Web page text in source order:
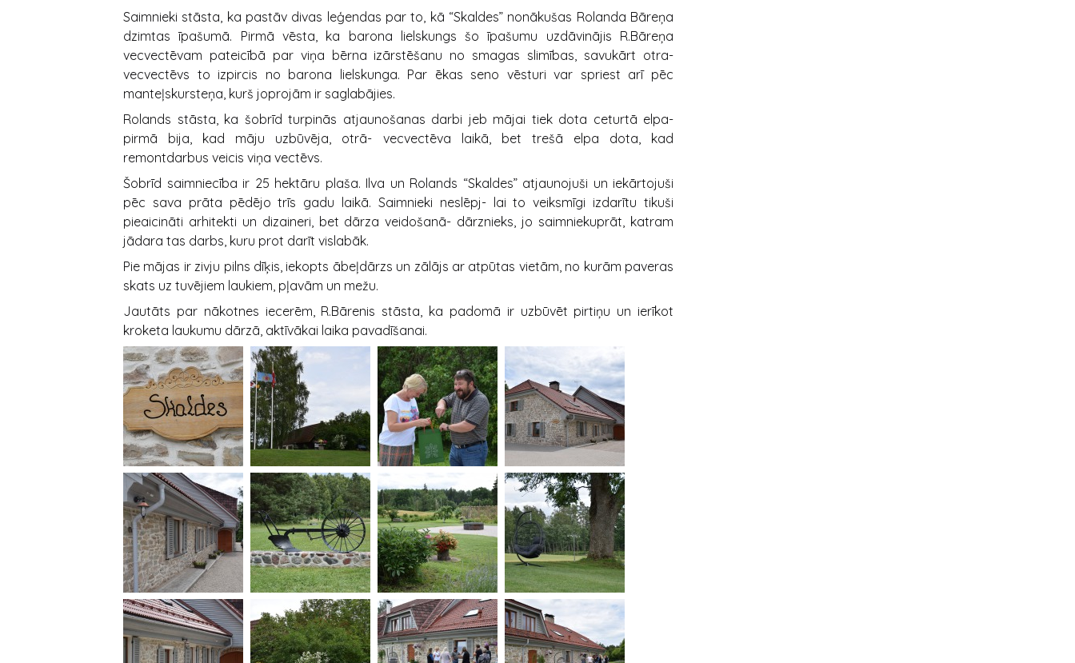
Saimnieki stāsta, ka pastāv divas leģendas par to, kā “Skaldes” nonākušas Rolanda Bāreņa
dzimtas īpašumā. Pirmā vēsta, ka barona lielskungs šo īpašumu uzdāvinājis R.Bāreņa
vecvectēvam pateicībā par viņa bērna izārstēšanu no smagas slimības, savukārt otra-
vecvectēvs to izpircis no barona lielskunga. Par ēkas seno vēsturi var spriest arī pēc
manteļskursteņa, kurš joprojām ir saglabājies.
Rolands stāsta, ka šobrīd turpinās atjaunošanas darbi jeb mājai tiek dota ceturtā elpa-
pirmā bija, kad māju uzbūvēja, otrā- vecvectēva laikā, bet trešā elpa dota, kad
remontdarbus veicis viņa vectēvs.
Šobrīd saimniecība ir 25 hektāru plaša. Ilva un Rolands “Skaldes” atjaunojuši un iekārtojuši
pēc sava prāta pēdējo trīs gadu laikā. Saimnieki neslēpj- lai to veiksmīgi izdarītu tikuši
pieaicināti arhitekti un dizaineri, bet dārza veidošanā- dārznieks, jo saimniekuprāt, katram
jādara tas darbs, kuru prot darīt vislabāk.
Pie mājas ir zivju pilns dīķis, iekopts ābeļdārzs un zālājs ar atpūtas vietām, no kurām paveras
skats uz tuvējiem laukiem, pļavām un mežu.
Jautāts par nākotnes iecerēm, R.Bārenis stāsta, ka padomā ir uzbūvēt pirtiņu un ierīkot
kroketa laukumu dārzā, aktīvākai laika pavadīšanai.